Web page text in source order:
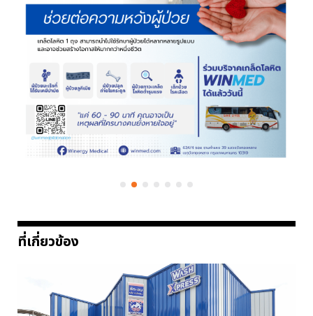
ที่เกี่ยวข้อง